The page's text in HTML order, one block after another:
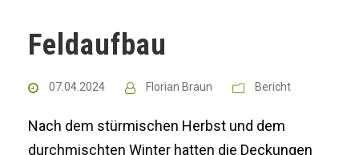
Feldaufbau
07.04.2024 Florian Braun Bericht
Nach dem stürmischen Herbst und dem
durchmischten Winter hatten die Deckungen